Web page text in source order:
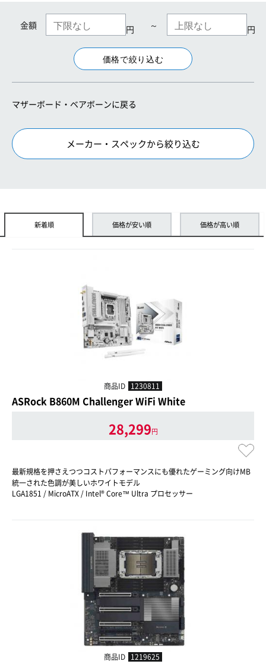
金額 円 ～ 円
マザーボード・ベアボーンに戻る
メーカー・スペックから絞り込む
新着順 価格が安い順 価格が高い順
商品ID 1230811
ASRock B860M Challenger WiFi White
28,299円
最新規格を押さえつつコストパフォーマンスにも優れたゲーミング向けMB
統一された色調が美しいホワイトモデル
LGA1851 / MicroATX / Intel® Core™ Ultra プロセッサー
商品ID 1219625